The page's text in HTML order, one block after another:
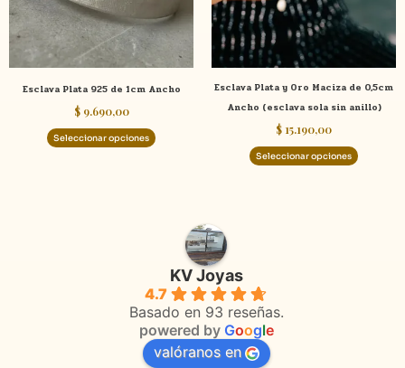
Esclava Plata 925 de 1cm Ancho
$9.690,00
Seleccionar opciones
opciones
se
elegir
en
página
Esclava Plata y Oro Maciza de 0,5cm
Ancho (esclava sola sin anillo)
$ 15.190,00
Seleccionar opciones
se
pueden
elegir
en
la
de
KV Joyas
4.7
Basado en 93 reseñas.
powered by Google
valóranos en